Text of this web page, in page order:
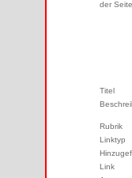
der Seite
Titel
Rubrik
Linktyp
Link